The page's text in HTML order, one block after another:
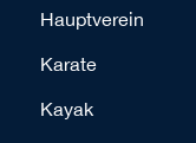
Hauptverein
Karate
Kayak